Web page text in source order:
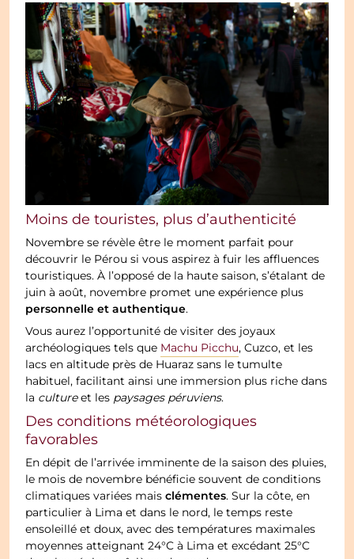
Moins de touristes, plus d’authenticité
Novembre se révèle être le moment parfait pour
découvrir le Pérou si vous aspirez à fuir les affluences
touristiques. À l’opposé de la haute saison, s’étalant de
juin à août, novembre promet une expérience plus
personnelle et authentique.
Vous aurez l’opportunité de visiter des joyaux
archéologiques tels que Machu Picchu, Cuzco, et les
lacs en altitude près de Huaraz sans le tumulte
habituel, facilitant ainsi une immersion plus riche dans
la cultureet les paysages péruviens.
Des conditions météorologiques
favorables
En dépit de l’arrivée imminente de la saison des pluies,
le mois de novembre bénéficie souvent de conditions
climatiques variées maisclémentes. Sur la côte, en
particulier à Lima et dans le nord, le temps reste
ensoleillé et doux, avec des températures maximales
moyennes atteignant 24°C à Lima et excédant 25°C